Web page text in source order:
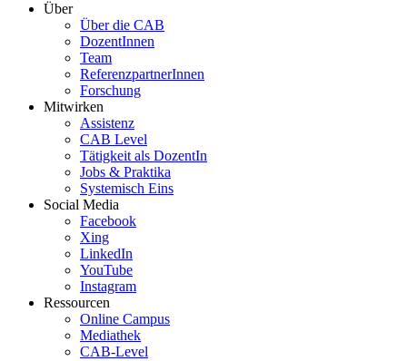
Über
Über die CAB
DozentInnen
Team
ReferenzpartnerInnen
Forschung
Mitwirken
Assistenz
CAB Level
Tätigkeit als DozentIn
Jobs & Praktika
Systemisch Eins
Social Media
Facebook
Xing
LinkedIn
YouTube
Instagram
Ressourcen
Online Campus
Mediathek
CAB-Level